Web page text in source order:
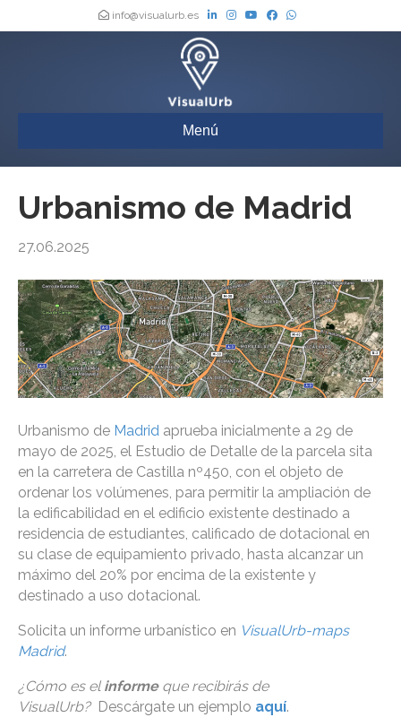
info@visualurb.es
Menú
Urbanismo de Madrid
27.06.2025
Urbanismo de Madrid aprueba inicialmente a 29 de
mayo de 2025, el Estudio de Detalle de la parcela sita
en la carretera de Castilla nº450, con el objeto de
ordenar los volúmenes, para permitir la ampliación de
la edificabilidad en el edificio existente destinado a
residencia de estudiantes, calificado de dotacional en
su clase de equipamiento privado, hasta alcanzar un
máximo del 20% por encima de la existente y
destinado a uso dotacional.
Solicita un informe urbanístico en VisualUrb-maps
Madrid.
¿Cómo es el informe que recibirás de
VisualUrb?Descárgate un ejemplo aquí.